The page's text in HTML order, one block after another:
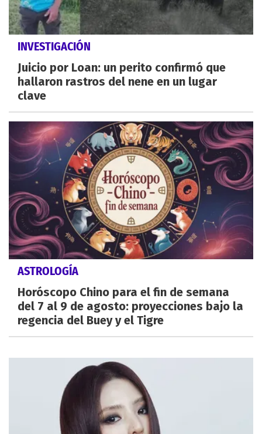
INVESTIGACIÓN
Juicio por Loan: un perito confirmó que
hallaron rastros del nene en un lugar
clave
ASTROLOGÍA
Horóscopo Chino para el fin de semana
del 7 al 9 de agosto: proyecciones bajo la
regencia del Buey y el Tigre